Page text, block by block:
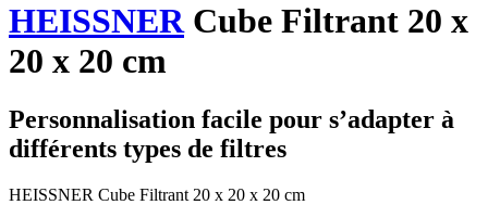
HEISSNERCube Filtrant 20 x
20 x 20 cm
Personnalisation facile pour s’adapter à
différents types de filtres
HEISSNER Cube Filtrant 20 x 20 x 20 cm